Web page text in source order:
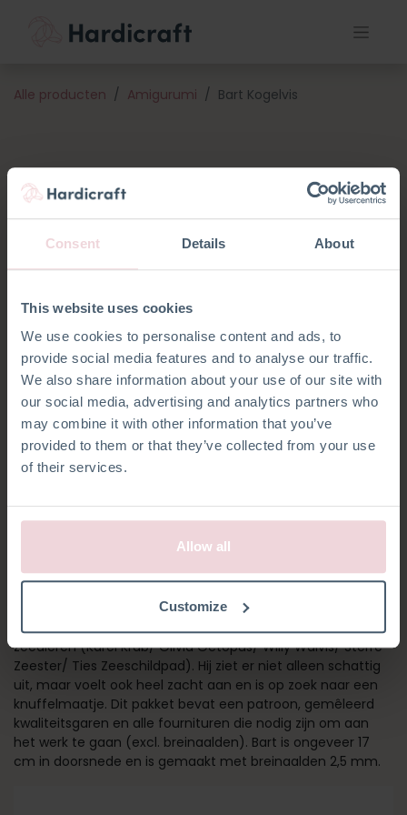
Consent Details About
This website uses cookies
We use cookies to personalise content and ads, to
provide social media features and to analyse our traffic.
We also share information about your use of our site with
our social media, advertising and analytics partners who
may combine it with other information that you’ve
provided to them or that they’ve collected from your use
of their services.
Allow all
Customize
Alle producten Amigurumi Bart Kogelvis
BART KOGELVIS
Bart is onderdeel van onze set breipakketten met
zeedieren (Karel Krab/ Olivia Octopus/ Willy Walvis/ Sterre
Zeester/ Ties Zeeschildpad). Hij ziet er niet alleen schattig
uit, maar voelt ook heel zacht aan en is op zoek naar een
knuffelmaatje. Dit pakket bevat een patroon, gemêleerd
kwaliteitsgaren en alle fournituren die nodig zijn om aan
het werk te gaan (excl. breinaalden). Bart is ongeveer 17
cm in doorsnede en is gemaakt met breinaalden 2,5 mm.